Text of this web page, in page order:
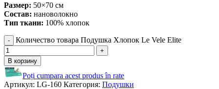
Размер: 50×70 см
Состав: нановолокно
Тип ткани: 100% хлопок
Количество товара Подушка Хлопок Le Vele Elite
В корзину
Poți cumpara acest produs în rate
Артикул: LG-160 Категория: Подушки